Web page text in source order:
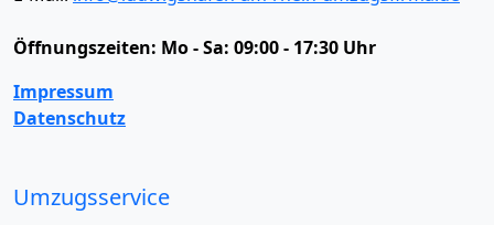
Öffnungszeiten: Mo - Sa: 09:00 - 17:30 Uhr
Impressum
Datenschutz
Umzugsservice